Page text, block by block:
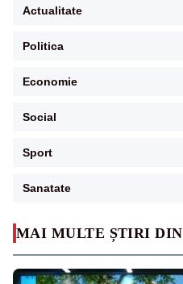
MAI MULTE ȘTIRI DIN
Actualitate
Politica
Economie
Social
Sport
Sanatate